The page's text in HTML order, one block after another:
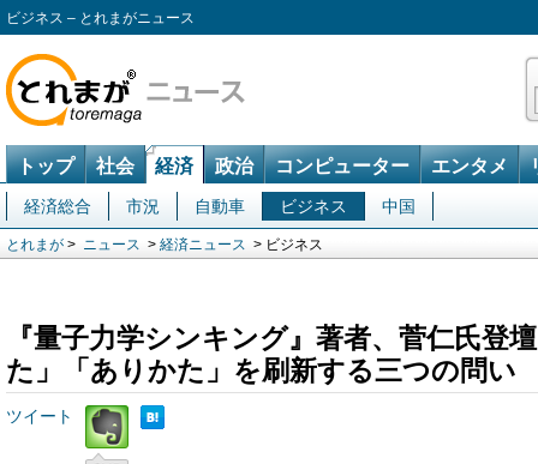
ビジネス – とれまがニュース
トップ 社会 経済 政治 コンピューター エンタメ
経済総合 市況 自動車 ビジネス 中国
とれまが > ニュース > 経済ニュース > ビジネス
『量子力学シンキング』著者、菅仁氏
た」「ありかた」を刷新する三つの問い
ツイート